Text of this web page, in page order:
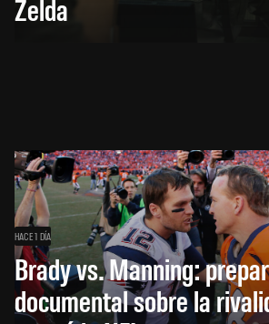
Zelda
HACE 1 DÍA
Brady vs. Manning:
documental sobre la